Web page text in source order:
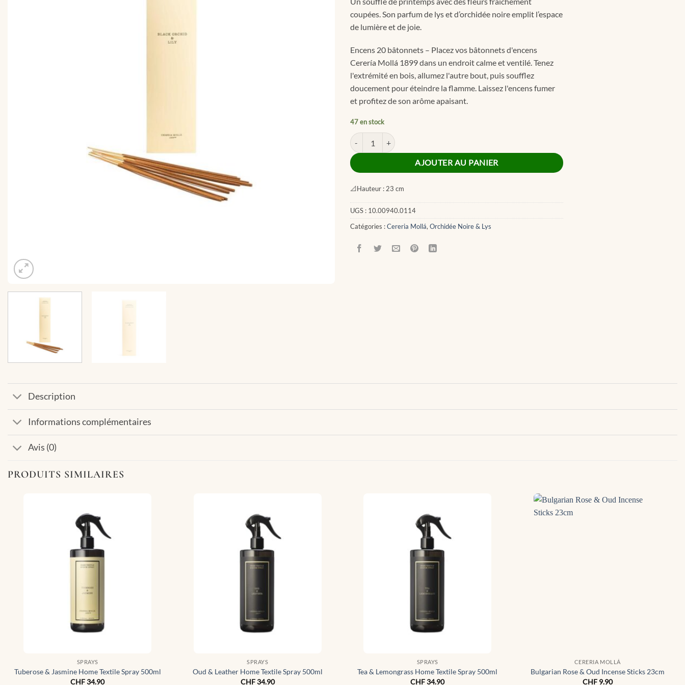
coupées. Son parfum de lys et d’orchidée noire emplit l’espace
de lumière et de joie.
Encens 20 bâtonnets – Placez vos bâtonnets d'encens
Cerería Mollá 1899 dans un endroit calme et ventilé. Tenez
l'extrémité en bois, allumez l'autre bout, puis soufflez
doucement pour éteindre la flamme. Laissez l'encens fumer
et profitez de son arôme apaisant.
47 en stock
quantité de Black Orchid & Lily Incense Sticks 23cm
AJOUTER AU PANIER
📐Hauteur : 23 cm
UGS : 10.00940.0114
Catégories :Cereria Mollá, Orchidée Noire & Lys
Description
Informations complémentaires
Avis (0)
PRODUITS SIMILAIRES
SPRAYS
Tuberose & Jasmine Home Textile Spray 500ml
CHF34.90
SPRAYS
Oud & Leather Home Textile Spray 500ml
CHF34.90
SPRAYS
Tea & Lemongrass Home Textile Spray 500ml
CHF34.90
CERERIA MOLLÁ
Bulgarian Rose & Oud Incense Sticks 23cm
CHF9.90